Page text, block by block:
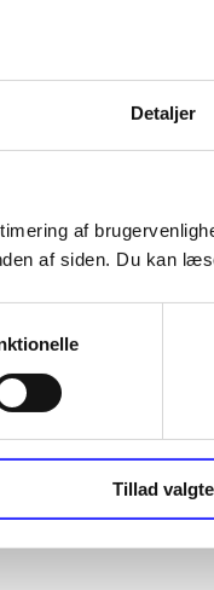
Detaljer
af
af siden. Du kan
Tillad valgte